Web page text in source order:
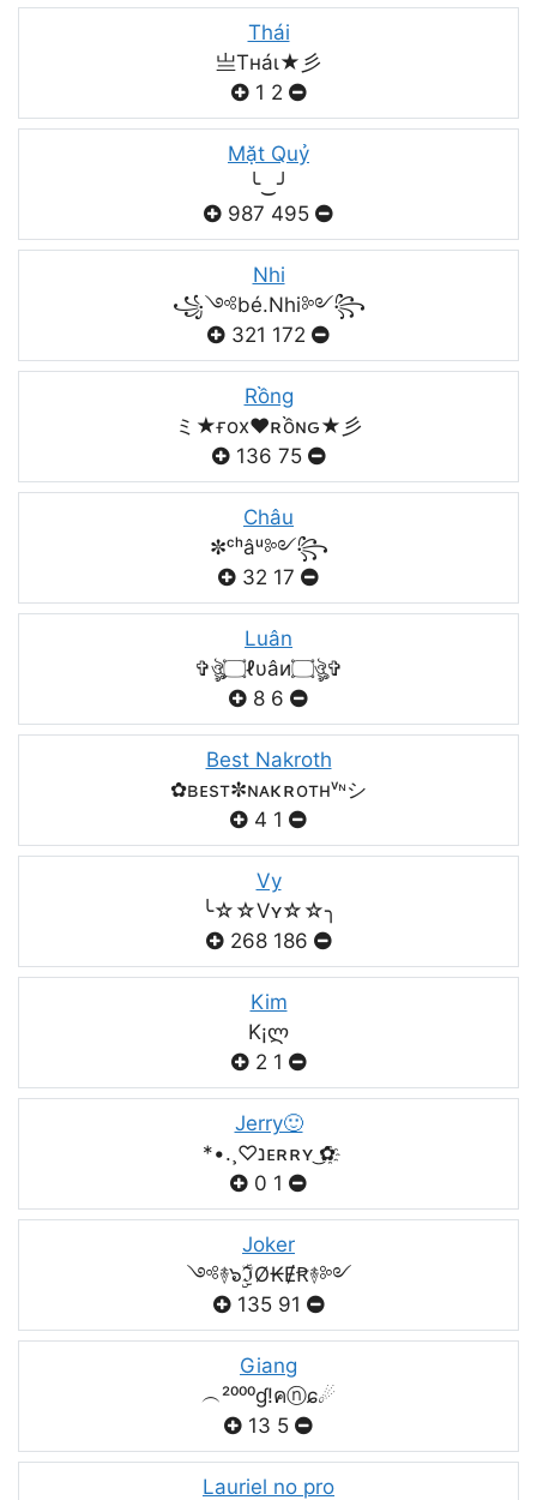
Thái
亗Tнáι★彡
1 2
Mặt Quỷ
╰‿╯
987 495
Nhi
꧁༺bé.Nhi༻꧂
321 172
Rồng
ミ★ғox♥️ʀồɴԍ★彡
136 75
Châu
✼ᶜʰâᵘ༻꧂
32 17
Luân
✞ঔৣ۝ℓυâи۝ঔৣ✞
8 6
Best Nakroth
✿ʙᴇsт✼ɴᴀκʀoтнᵛᶰシ
4 1
Vy
╰☆☆Vʏ☆☆╮
268 186
Kim
K¡ლ
2 1
Jerry🙂
*•.¸♡נᴇʀʀʏ ͜✿҈
0 1
Joker
༺࿈๖ۣۣۜℑØ₭ɆꞦ࿈༻
135 91
Giang
︵²⁰⁰⁰ɠ!คⓝɕ☄
13 5
Lauriel no pro